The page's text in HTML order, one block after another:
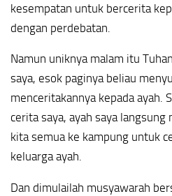
kesempatan untuk bercerita
dengan perdebatan.
Namun uniknya malam itu
saya, esok paginya beliau
menceritakannya kepada ayah.
cerita saya, ayah saya
kita semua ke kampung untuk
keluarga ayah.
Dan dimulailah musyawarah